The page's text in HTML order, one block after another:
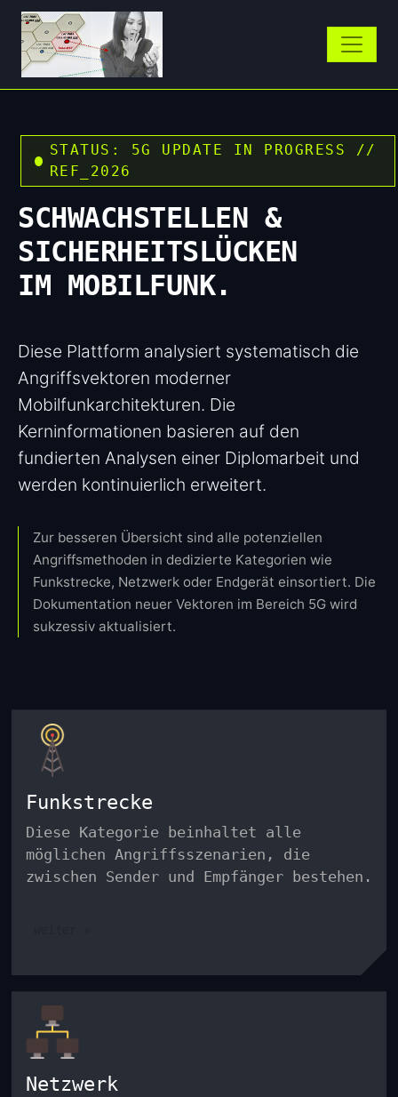
STATUS: 5G UPDATE IN PROGRESS //
REF_2026
SCHWACHSTELLEN &
SICHERHEITSLÜCKEN
IM MOBILFUNK.
Diese Plattform analysiert systematisch die
Angriffsvektoren moderner
Mobilfunkarchitekturen. Die
Kerninformationen basieren auf den
fundierten Analysen einer Diplomarbeit und
werden kontinuierlich erweitert.
Zur besseren Übersicht sind alle potenziellen
Angriffsmethoden in dedizierte Kategorien wie
Funkstrecke, Netzwerk oder Endgerät einsortiert. Die
Dokumentation neuer Vektoren im Bereich 5G wird
sukzessiv aktualisiert.
Funkstrecke
Diese Kategorie beinhaltet alle
möglichen Angriffsszenarien, die
zwischen Sender und Empfänger bestehen.
Netzwerk